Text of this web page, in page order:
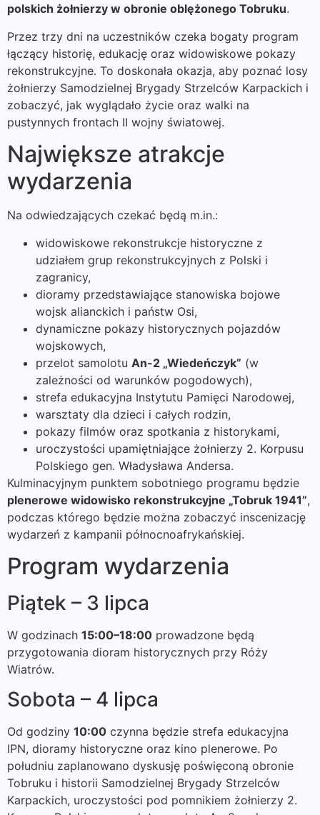
polskich żołnierzy w obronie oblężonego Tobruku.
Przez trzy dni na uczestników czeka bogaty program
łączący historię, edukację oraz widowiskowe pokazy
rekonstrukcyjne. To doskonała okazja, aby poznać losy
żołnierzy Samodzielnej Brygady Strzelców Karpackich i
zobaczyć, jak wyglądało życie oraz walki na
pustynnych frontach II wojny światowej.
Największe atrakcje
wydarzenia
Na odwiedzających czekać będą m.in.:
widowiskowe rekonstrukcje historyczne z
udziałem grup rekonstrukcyjnych z Polski i
zagranicy,
dioramy przedstawiające stanowiska bojowe
wojsk alianckich i państw Osi,
dynamiczne pokazy historycznych pojazdów
wojskowych,
przelot samolotu An-2 „Wiedeńczyk” (w
zależności od warunków pogodowych),
strefa edukacyjna Instytutu Pamięci Narodowej,
warsztaty dla dzieci i całych rodzin,
pokazy filmów oraz spotkania z historykami,
uroczystości upamiętniające żołnierzy 2. Korpusu
Polskiego gen. Władysława Andersa.
Kulminacyjnym punktem sobotniego programu będzie
plenerowe widowisko rekonstrukcyjne „Tobruk 1941”,
podczas którego będzie można zobaczyć inscenizację
wydarzeń z kampanii północnoafrykańskiej.
Program wydarzenia
Piątek – 3 lipca
W godzinach 15:00–18:00 prowadzone będą
przygotowania dioram historycznych przy Róży
Wiatrów.
Sobota – 4 lipca
Od godziny 10:00 czynna będzie strefa edukacyjna
IPN, dioramy historyczne oraz kino plenerowe. Po
południu zaplanowano dyskusję poświęconą obronie
Tobruku i historii Samodzielnej Brygady Strzelców
Karpackich, uroczystości pod pomnikiem żołnierzy 2.